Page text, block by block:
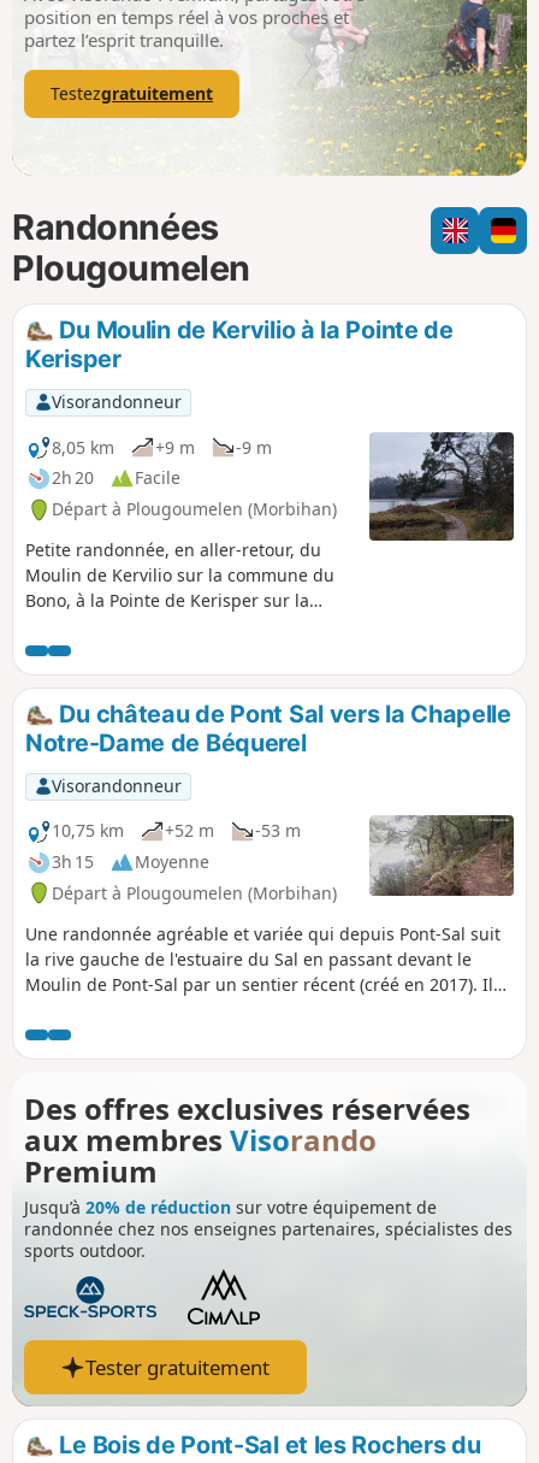
p
position en temps réel à vos proches et
partez l’esprit tranquille.
Testezgratuitement
Randonnées
Plougoumelen
Du Moulin de Kervilio à la Pointe de
Kerisper
Visorandonneur
8,05 km
+9 m
-9 m
2h 20
Facile
Départ à Plougoumelen (Morbihan)
Petite randonnée, en aller-retour, du
Moulin de Kervilio sur la commune du
Bono, à la Pointe de Kerisper sur la
Rivière du Bono jusqu'à son
embouchure dans la Rivière d'Auray, en
traversant son port et son vieux pont
suspendu. Praticable en toute saison
mais avec de bonnes chaussures après
les pluies !
Du château de Pont Sal vers la Chapelle
Notre-Dame de Béquerel
Visorandonneur
10,75 km
+52 m
-53 m
3h 15
Moyenne
Départ à Plougoumelen (Morbihan)
Une randonnée agréable et variée qui depuis Pont-Sal suit
la rive gauche de l'estuaire du Sal en passant devant le
Moulin de Pont-Sal par un sentier récent (créé en 2017). Il
de Kervilio. Le retour se fait en passant successivement par
la Chapelle Becquerel et le bourg de Plougoumelen pour
du bocage breton. Vous y reviendrez.
Des offres exclusives réservées
aux membres Visorando
Premium
Jusqu’à 20% de réduction sur votre équipement de
randonnée chez nos enseignes partenaires, spécialistes des
sports outdoor.
Tester gratuitement
Le Bois de Pont-Sal et les Rochers du